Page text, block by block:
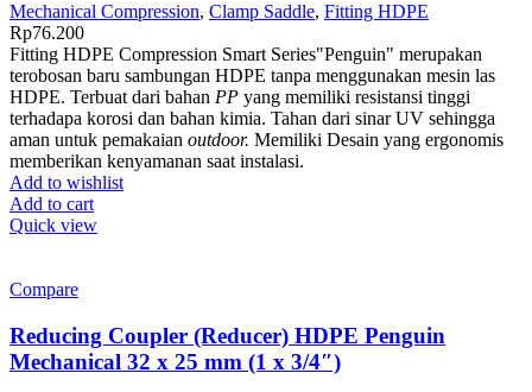
Mechanical Compression, Clamp Saddle, Fitting HDPE
Rp76.200
Fitting HDPE Compression Smart Series"Penguin" merupakan
terobosan baru sambungan HDPE tanpa menggunakan mesin las
HDPE. Terbuat dari bahan PP yang memiliki resistansi tinggi
terhadapa korosi dan bahan kimia. Tahan dari sinar UV sehingga
aman untuk pemakaian outdoor. Memiliki Desain yang ergonomis
memberikan kenyamanan saat instalasi.
Add to wishlist
Add to cart
Quick view
Compare
Reducing Coupler (Reducer) HDPE Penguin
Mechanical 32 x 25 mm (1 x 3/4″)